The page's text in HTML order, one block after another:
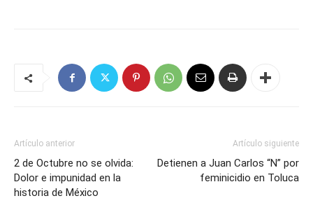
Artículo anterior
2 de Octubre no se olvida:
Dolor e impunidad en la
historia de México
Artículo siguiente
Detienen a Juan Carlos “N” por
feminicidio en Toluca